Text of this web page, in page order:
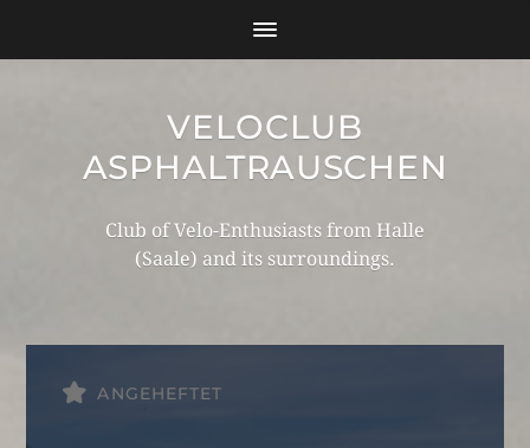
VELOCLUB
ASPHALTRAUSCHEN
Club of Velo-Enthusiasts from Halle
(Saale) and its surroundings.
ANGEHEFTET